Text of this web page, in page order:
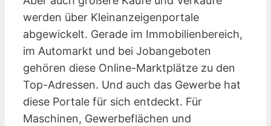
werden über Kleinanzeigen­portale
abgewickelt. Gerade im Immobilienbereich,
im Automarkt und bei Jobangeboten
gehören diese Online-Marktplätze zu den
Top-Adressen. Und auch das Gewerbe hat
diese Portale für sich entdeckt. Für
Maschinen, Gewerbeflächen und